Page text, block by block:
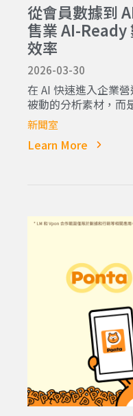
從會員數據到
售業 AI-Ready
效率
2026-03-30
在 AI 快速進入企業
被動的分析素材，而
新聞室
Learn More